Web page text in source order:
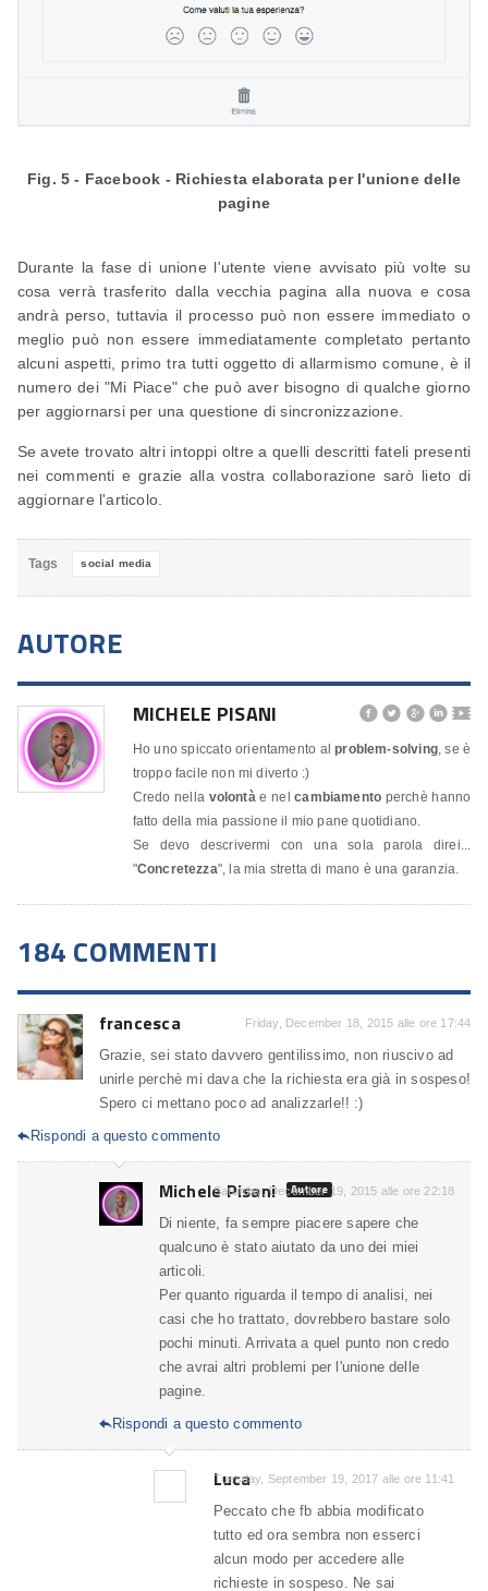
Fig. 5 - Facebook - Richiesta elaborata per l'unione delle
pagine
Durante la fase di unione l'utente viene avvisato più volte su
cosa verrà trasferito dalla vecchia pagina alla nuova e cosa
andrà perso, tuttavia il processo può non essere immediato o
meglio può non essere immediatamente completato pertanto
alcuni aspetti, primo tra tutti oggetto di allarmismo comune, è il
numero dei "Mi Piace" che può aver bisogno di qualche giorno
per aggiornarsi per una questione di sincronizzazione.
Se avete trovato altri intoppi oltre a quelli descritti fateli presenti
nei commenti e grazie alla vostra collaborazione sarò lieto di
aggiornare l'articolo.
Tags social media
AUTORE
MICHELE PISANI     🎬
Ho uno spiccato orientamento alproblem-solving, se è
troppo facile non mi diverto :)
Credo nella volontàe nelcambiamento perchè hanno
fatto della mia passione il mio pane quotidiano.
Se devo descrivermi con una sola parola direi...
"Concretezza", la mia stretta di mano è una garanzia.
184 COMMENTI
francesca Friday, December 18, 2015 alle ore 17:44
Grazie, sei stato davvero gentilissimo, non riuscivo ad
unirle perchè mi dava che la richiesta era già in sospeso!
Spero ci mettano poco ad analizzarle!! :)
Rispondi a questo commento
Michele Pisani Autore
Saturday, December 19, 2015 alle ore 22:18
Di niente, fa sempre piacere sapere che
qualcuno è stato aiutato da uno dei miei
articoli.
Per quanto riguarda il tempo di analisi, nei
casi che ho trattato, dovrebbero bastare solo
pochi minuti. Arrivata a quel punto non credo
che avrai altri problemi per l'unione delle
pagine.
Rispondi a questo commento
Luca
Tuesday, September 19, 2017 alle ore 11:41
Peccato che fb abbia modificato
tutto ed ora sembra non esserci
alcun modo per accedere alle
richieste in sospeso. Ne sai